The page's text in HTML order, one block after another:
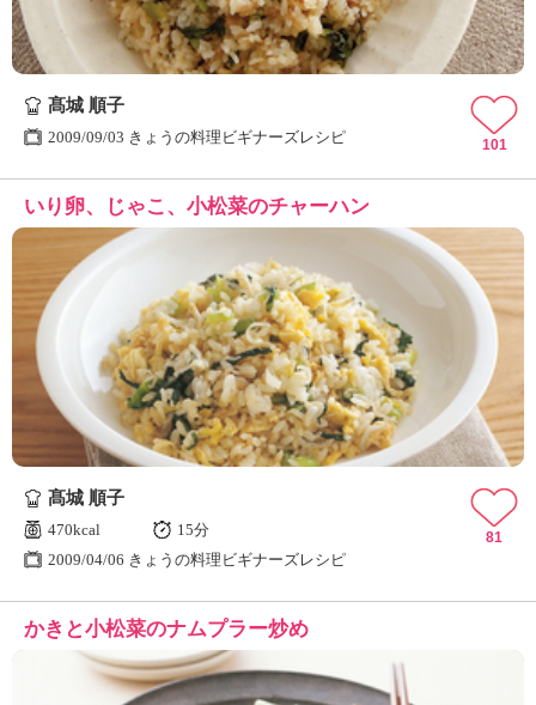
髙城 順子
2009/09/03 きょうの料理ビギナーズレシピ 101
いり卵、じゃこ、小松菜のチャーハン
髙城 順子
470kcal
15分
2009/04/06 きょうの料理ビギナーズレシピ
81
かきと小松菜のナムプラー炒め